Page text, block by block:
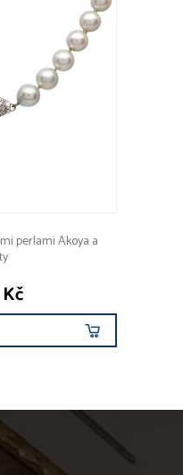
perlami Akoya a